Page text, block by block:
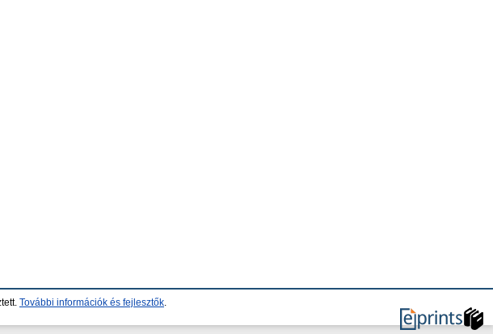
További információk és fejlesztők